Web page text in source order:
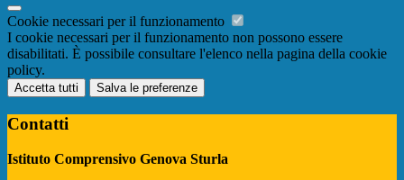
Cookie necessari per il funzionamento
I cookie necessari per il funzionamento non possono essere
disabilitati. È possibile consultare l'elenco nella pagina della cookie
policy.
Accetta tutti Salva le preferenze
Contatti
Istituto Comprensivo Genova Sturla